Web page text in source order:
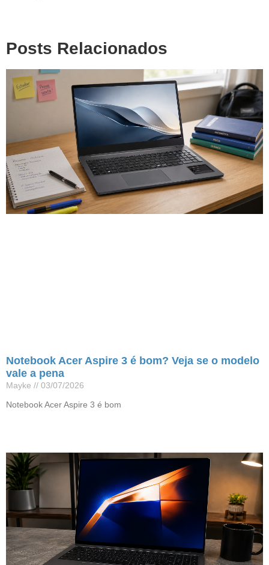
Posts Relacionados
Notebook Acer Aspire 3 é bom? Veja se o modelo
vale a pena
Mayke
03/07/2026
Notebook Acer Aspire 3 é bom